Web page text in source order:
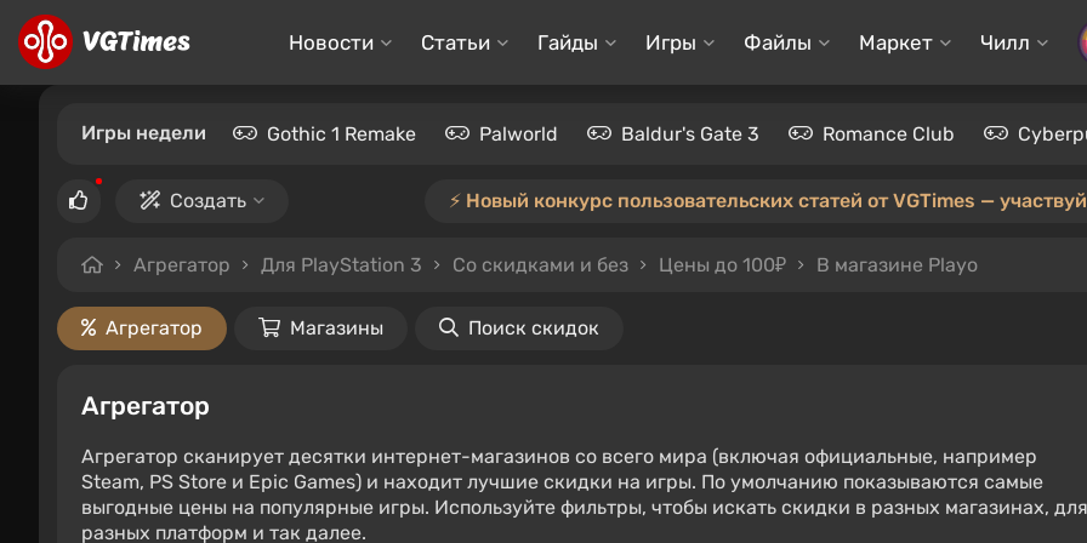
Новости Статьи Гайды Игры Файлы Маркет Чилл
Игры недели Gothic 1 Remake Palworld Baldur's Gate 3 Romance Club
Создать ⚡️ Новый конкурс пользовательских статей от VGTimes —
Агрегатор Для PlayStation 3 Со скидками и без Цены до 100₽ В магазине Playo
Агрегатор Магазины Поиск скидок
Агрегатор
Агрегатор сканирует десятки интернет-магазинов со всего мира (включая официальные, например
Steam, PS Store и Epic Games) и находит лучшие скидки на игры. По умолчанию показываются самые
выгодные цены на популярные игры. Используйте фильтры, чтобы искать скидки в разных магазинах, для
разных платформ и так далее.